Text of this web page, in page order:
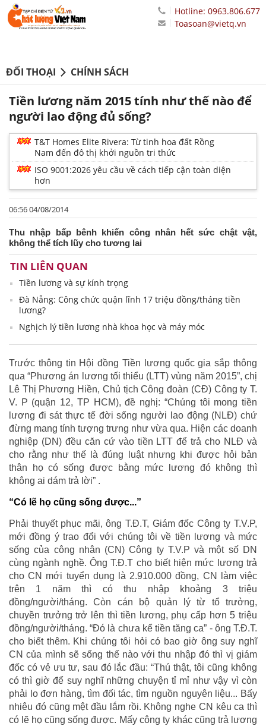
Hotline: 0963.806.677
Toasoan@vietq.vn
ĐỐI THOẠI CHÍNH SÁCH
Tiền lương năm 2015 tính như thế nào để
người lao động đủ sống?
T&T Homes Elite Rivera: Từ tinh hoa đất Rồng
Nam đến đô thị khởi nguồn tri thức
ISO 9001:2026 yêu cầu về cách tiếp cận toàn diện
hơn
06:56 04/08/2014
Thu nhập bấp bênh khiến công nhân hết sức chật vật,
không thể tích lũy cho tương lai
TIN LIÊN QUAN
Tiền lương và sự kính trọng
Đà Nẵng: Công chức quận lĩnh 17 triệu đồng/tháng tiền
lương?
Nghịch lý tiền lương nhà khoa học và máy móc
Trước thông tin Hội đồng Tiền lương quốc gia sắp thông
qua “Phương án lương tối thiểu (LTT) vùng năm 2015”, chị
Lê Thị Phương Hiền, Chủ tịch Công đoàn (CĐ) Công ty T.
V. P (quận 12, TP HCM), đề nghị: “Chúng tôi mong tiền
lương đi sát thực tế đời sống người lao động (NLĐ) chứ
đừng mang tính tượng trưng như vừa qua. Hiện các doanh
nghiệp (DN) đều căn cứ vào tiền LTT để trả cho NLĐ và
cho rằng như thế là đúng luật nhưng khi được hỏi bản
thân họ có sống được bằng mức lương đó không thì
không ai dám trả lời” .
“Có lẽ họ cũng sống được...”
Phải thuyết phục mãi, ông T.Đ.T, Giám đốc Công ty T.V.P,
mới đồng ý trao đổi với chúng tôi về tiền lương và mức
sống của công nhân (CN) Công ty T.V.P và một số DN
cùng ngành nghề. Ông T.Đ.T cho biết hiện mức lương trả
cho CN mới tuyển dụng là 2.910.000 đồng, CN làm việc
trên 1 năm thì có thu nhập khoảng 3 triệu
đồng/người/tháng. Còn cán bộ quản lý từ tổ trưởng,
chuyền trưởng trở lên thì tiền lương, phụ cấp hơn 5 triệu
đồng/người/tháng. “Đó là chưa kể tiền tăng ca” - ông T.Đ.T.
cho biết thêm. Khi chúng tôi hỏi có bao giờ ông suy nghĩ
CN của mình sẽ sống thế nào với thu nhập đó thì vị giám
đốc có vẻ ưu tư, sau đó lắc đầu: “Thú thật, tôi cũng không
có thì giờ để suy nghĩ những chuyện tỉ mỉ như vậy vì còn
phải lo đơn hàng, tìm đối tác, tìm nguồn nguyên liệu... Bấy
nhiêu đó cũng mệt đầu lắm rồi. Không nghe CN kêu ca thì
có lẽ họ cũng sống được. Mấy công ty khác cũng trả lương